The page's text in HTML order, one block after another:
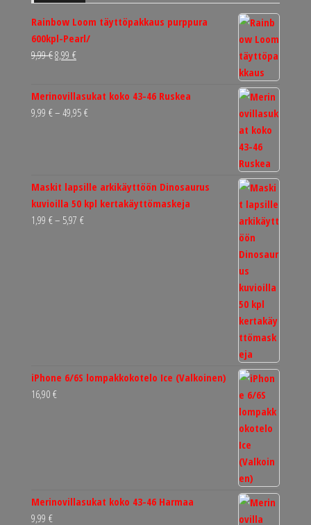
Rainbow Loom täyttöpakkaus purppura
600kpl-Pearl/
9,99€Alkuperäinen
9,99 €.
8,99 €Nykyinen
8,99 €.
Merinovillasukat koko 43-46 Ruskea
9,99 €– 49,95 €Hintaluokka:
Maskit lapsille arkikäyttöön Dinosaurus
kuvioilla 50 kpl kertakäyttömaskeja
1,99 €– 5,97 €Hintaluokka:
iPhone 6/6S lompakkokotelo Ice (Valkoinen)
16,90 €
Merinovillasukat koko 43-46 Harmaa
9,99 €